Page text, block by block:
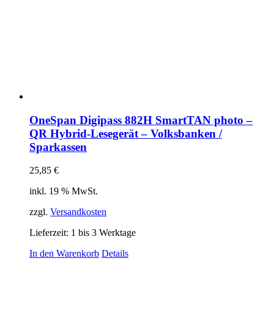
OneSpan Digipass 882H SmartTAN photo –
QR Hybrid-Lesegerät – Volksbanken /
Sparkassen
25,85 €
inkl. 19 % MwSt.
zzgl. Versandkosten
Lieferzeit: 1 bis 3 Werktage
In den Warenkorb Details